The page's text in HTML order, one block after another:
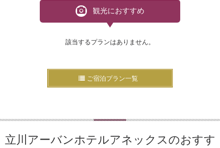
観光におすすめ
該当するプランはありません。
ご宿泊プラン一覧
立川アーバンホテルアネックスのおすす